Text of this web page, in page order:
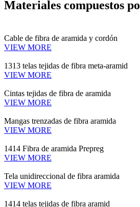
Materiales compuestos
Cable de fibra de aramida y cordón
VIEW MORE
1313 telas tejidas de fibra meta-aramid
VIEW MORE
Cintas tejidas de fibra de aramida
VIEW MORE
Mangas trenzadas de fibra aramida
VIEW MORE
1414 Fibra de aramida Prepreg
VIEW MORE
Tela unidireccional de fibra aramida
VIEW MORE
1414 telas tejidas de fibra aramid